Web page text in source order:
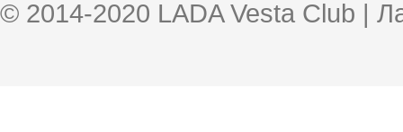
© 2014-2020 LADA Vesta Club |